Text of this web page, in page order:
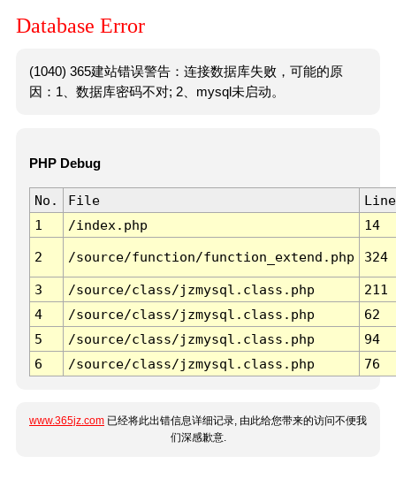
Database Error
(1040) 365建站错误警告：连接数据库失败，可能的原
因：1、数据库密码不对; 2、mysql未启动。
PHP Debug
No. File
Line
1
/index.php 14
2 /source/function/function_extend.php 324
3 /source/class/jzmysql.class.php
211
4
/source/class/jzmysql.class.php
62
5
/source/class/jzmysql.class.php
94
6
/source/class/jzmysql.class.php 76
www.365jz.com 已经将此出错信息详细记录, 由此给您带来的访问不便我
们深感歉意.